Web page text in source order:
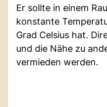
Er sollte in einem
konstante
Grad Celsius hat.
und die Nähe zu
vermieden werden.